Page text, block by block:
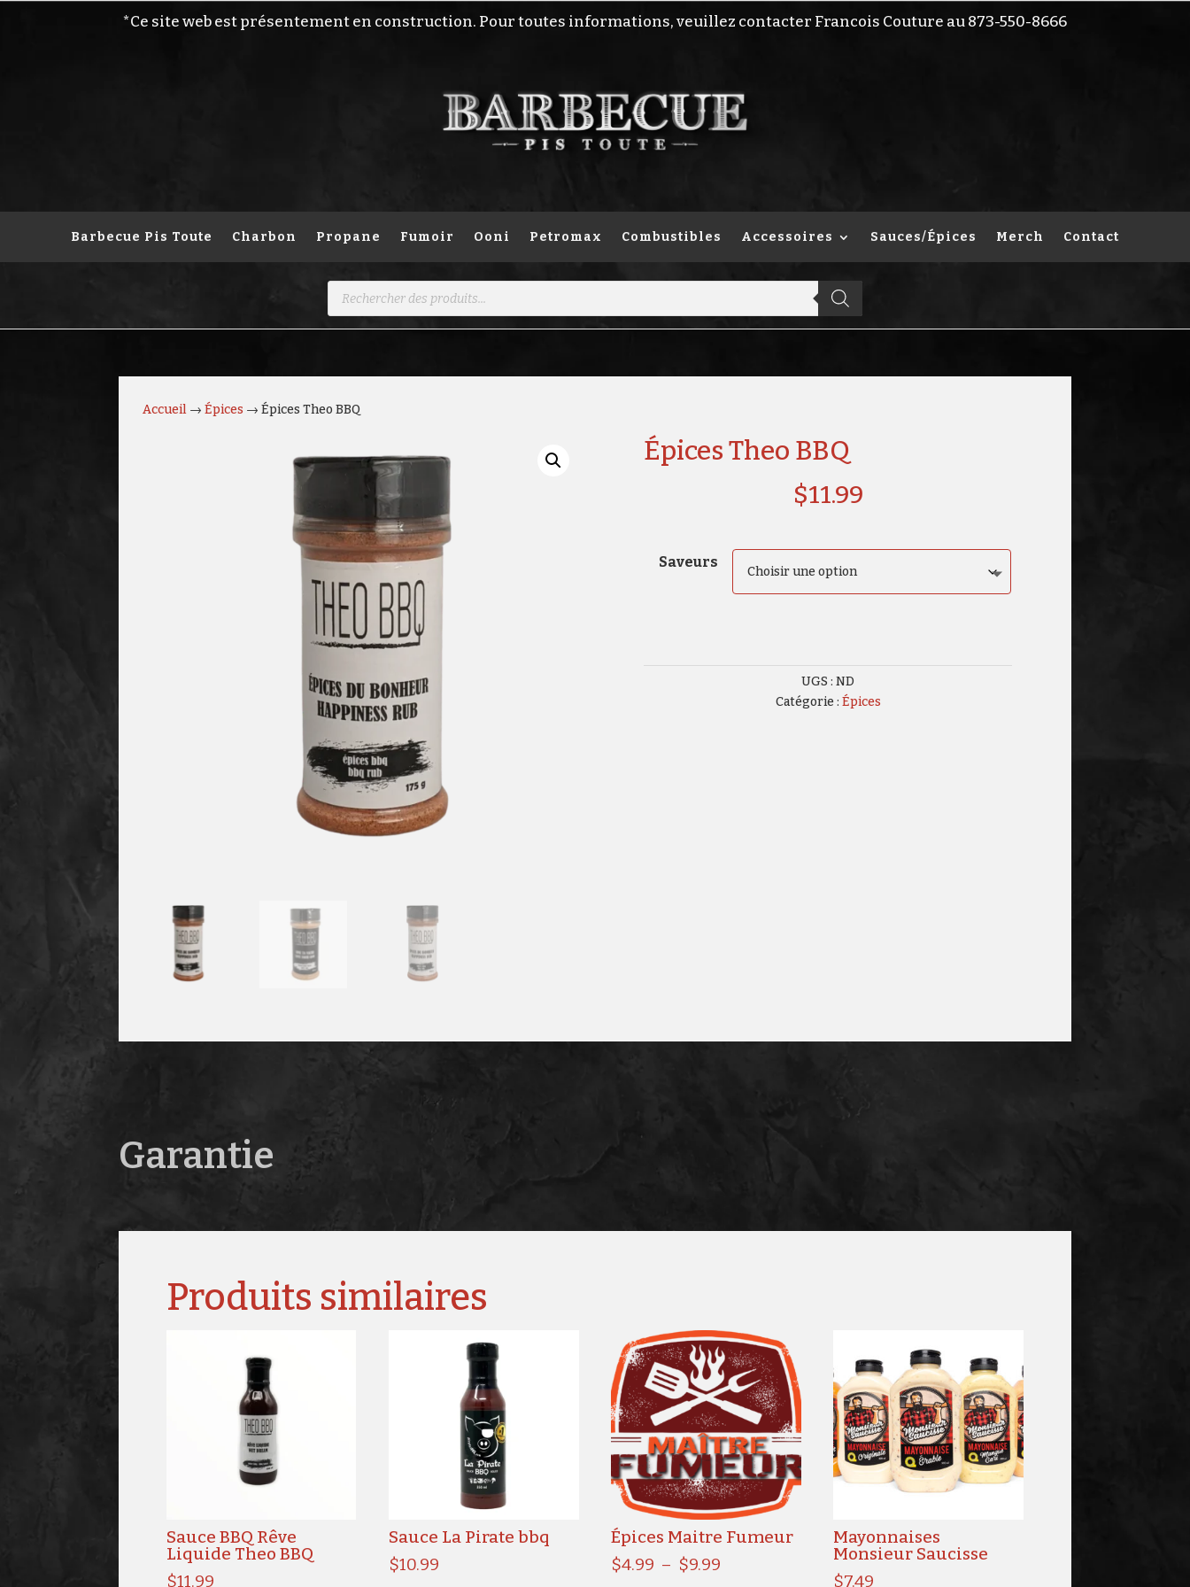
*Ce site web est présentement en construction. Pour toutes informations, veuillez contacter Francois Couture au 873-550-8666
Barbecue Pis Toute Charbon Propane Fumoir Ooni Petromax Combustibles Accessoires Sauces/Épices Merch Contact
Recherche
Accueil →Épices → Épices Theo BBQ
Épices Theo BBQ
$11.99
Saveurs
UGS : ND
Catégorie : Épices
Garantie
Produits similaires
Sauce BBQ Rêve
Liquide Theo BBQ
$11.99
Sauce La Pirate bbq
$10.99
Épices Maitre Fumeur
$4.99 – $9.99
Mayonnaises
Monsieur Saucisse
$7.49